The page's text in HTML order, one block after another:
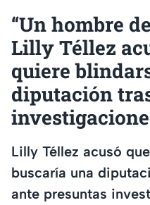
“Un hombre
Lilly Téllez
quiere
diputación
Lilly Téllez acusó
buscaría una
ante presuntas